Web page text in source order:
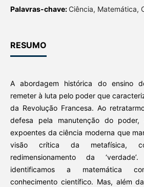
Palavras-chave: Ciência, Matemática,
RESUMO
A abordagem histórica do ensino
remeter à luta pelo poder que
da Revolução Francesa. Ao
defesa pela manutenção do poder,
expoentes da ciência moderna que
visão crítica da metafísica,
redimensionamento da
identificamos a matemática
conhecimento científico. Mas, além